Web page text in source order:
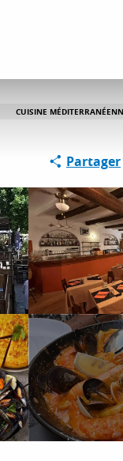
CUISINE
Partager